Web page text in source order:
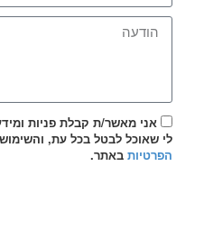
אני מאשר/ת קבלת פניות
לי שאוכל לבטל בכל עת,
הפרטיות באתר.